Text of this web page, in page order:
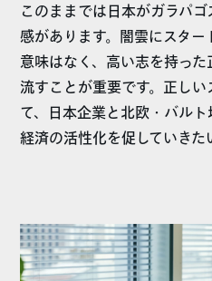
このままでは日本がガラパ
感があります。闇雲にスター
意味はなく、高い志を持っ
流すことが重要です。正し
て、日本企業と北欧・バル
経済の活性化を促していきた